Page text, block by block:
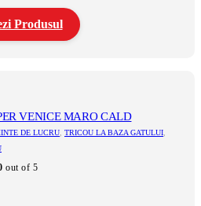
Produsul
VENICE MARO CALD
DE LUCRU, TRICOU LA BAZA GATULUI,
out of 5